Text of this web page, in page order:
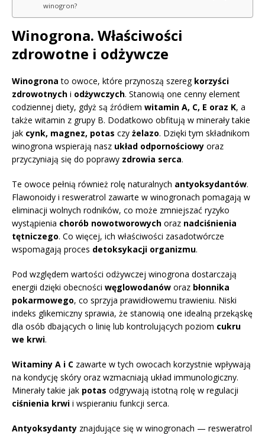
winogron?
Winogrona. Właściwości
zdrowotne i odżywcze
Winogrona to owoce, które przynoszą szereg korzyści
zdrowotnych i odżywczych. Stanowią one cenny element
codziennej diety, gdyż są źródłem witamin A, C, E oraz K, a
także witamin z grupy B. Dodatkowo obfitują w minerały takie
jak cynk, magnez, potas czy żelazo. Dzięki tym składnikom
winogrona wspierają nasz układ odpornościowy oraz
przyczyniają się do poprawy zdrowia serca.
Te owoce pełnią również rolę naturalnych antyoksydantów.
Flawonoidy i resweratrol zawarte w winogronach pomagają w
eliminacji wolnych rodników, co może zmniejszać ryzyko
wystąpienia chorób nowotworowych oraz nadciśnienia
tętniczego. Co więcej, ich właściwości zasadotwórcze
wspomagają proces detoksykacji organizmu.
Pod względem wartości odżywczej winogrona dostarczają
energii dzięki obecności węglowodanów oraz błonnika
pokarmowego, co sprzyja prawidłowemu trawieniu. Niski
indeks glikemiczny sprawia, że stanowią one idealną przekąskę
dla osób dbających o linię lub kontrolujących poziom cukru
we krwi.
Witaminy A i C zawarte w tych owocach korzystnie wpływają
na kondycję skóry oraz wzmacniają układ immunologiczny.
Minerały takie jak potas odgrywają istotną rolę w regulacji
ciśnienia krwi i wspieraniu funkcji serca.
Antyoksydanty znajdujące się w winogronach — resweratrol